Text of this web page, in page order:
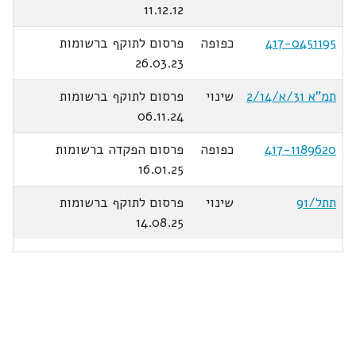
11.12.12
417-0451195
כפופה
פרסום לתוקף ברשומות
26.03.23
תמ"א 31/א/2/14
שינוי
פרסום לתוקף ברשומות
06.11.24
417-1189620
כפופה
פרסום הפקדה ברשומות
16.01.25
תתל/91
שינוי
פרסום לתוקף ברשומות
14.08.25